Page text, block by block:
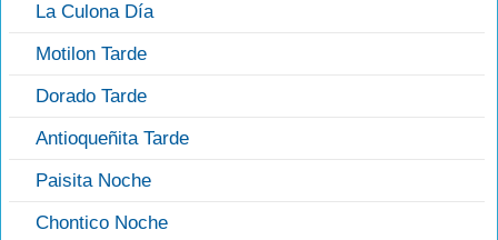
La Culona Día
Motilon Tarde
Dorado Tarde
Antioqueñita Tarde
Paisita Noche
Chontico Noche